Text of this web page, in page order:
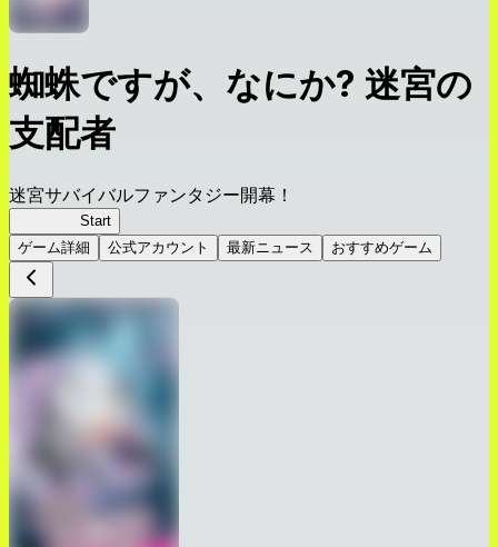
蜘蛛ですが、なにか? 迷宮の
支配者
迷宮サバイバルファンタジー開幕！
Start
ゲーム詳細
公式アカウント 最新ニュース おすすめゲーム